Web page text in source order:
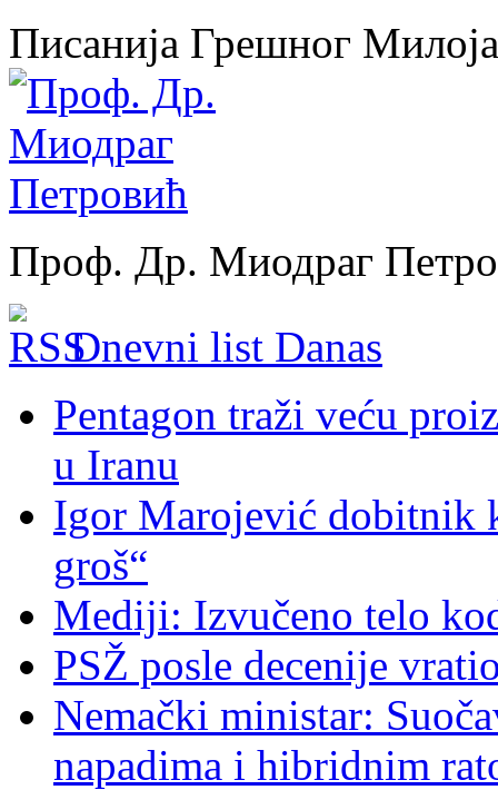
Писанија Грешног Милоја
Проф. Др. Миодраг
Dnevni list Danas
Pentagon traži veću
u Iranu
Igor Marojević dobitnik
groš“
Mediji: Izvučeno telo
PSŽ posle decenije
Nemački ministar:
napadima i hibridnim